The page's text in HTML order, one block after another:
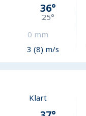
36°
25°
0 mm
3 (8) m/s
Klart